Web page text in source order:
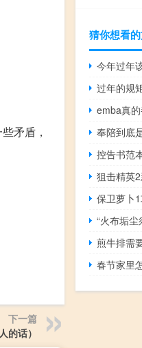
矛盾，
下一篇
的话）
猜你想看
今年过年
过年的规
emba真
奉陪到底
控告书范
狙击精英
保卫萝卜
“火布垢尘
煎牛排需
春节家里